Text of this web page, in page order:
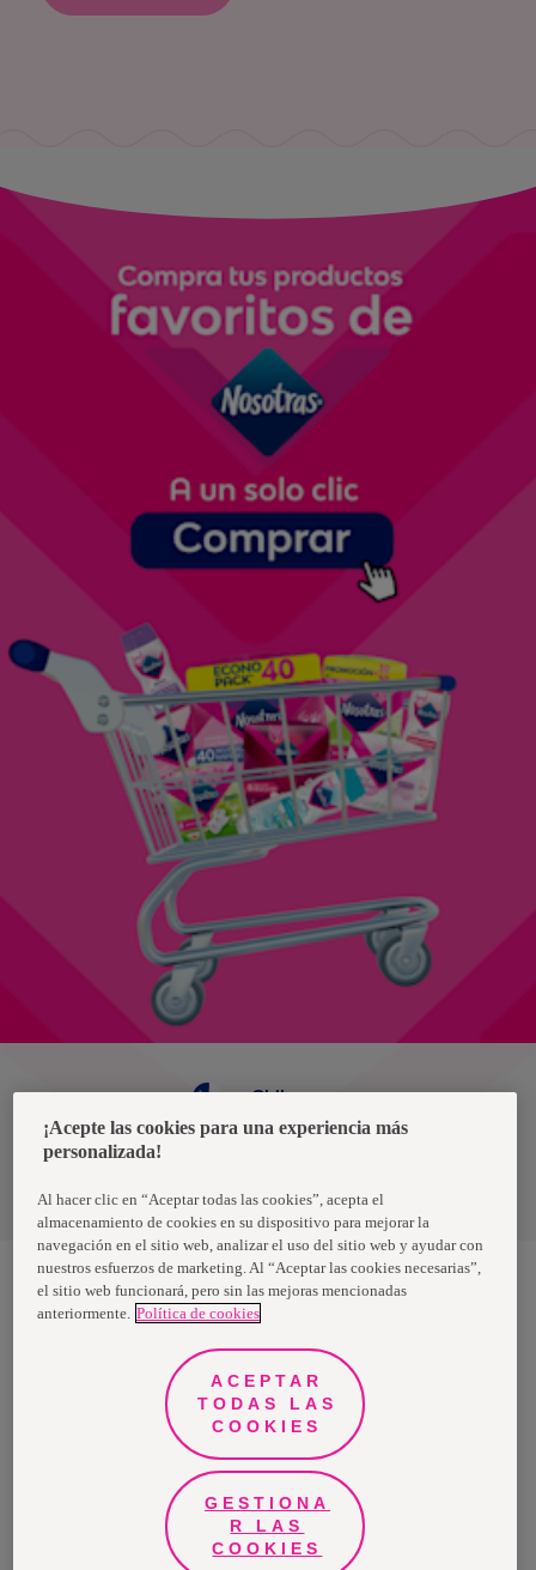
Términos y condiciones
Chile
Nosotras, una marca de Essity - una compañía global líder en
mundo, utilizan nuestros productos, servicios y soluciones. Nuestro
propósito es romper barreras por el bienestar en beneficio de
consumidores, pacientes, cuidadores, clientes y la sociedad en
general. Vendemos en aproximadamente 150 países bajo las
principales marcas globales TENA y Tork, así como otras marcas
como Actimove, Cutimed, JOBST, Knix, Leukoplast, Libero, Libresse,
Lotus, Modibodi, Nosotras, Saba, Tempo, TOM Organic y Zewa. En
2024, Essity tuvo ventas de aproximadamente 13 mil millones de
euros y empleó a 36,000 personas. La sede de la compañía está
ubicada en Estocolmo, Suecia, y Essity cotiza en Nasdaq Estocolmo.
Más información en www.essity.com.
¡Acepte las cookies para una experiencia más
personalizada!
Al hacer clic en “Aceptar todas las cookies”, acepta el
almacenamiento de cookies en su dispositivo para mejorar la
navegación en el sitio web, analizar el uso del sitio web y ayudar con
nuestros esfuerzos de marketing. Al “Aceptar las cookies necesarias”,
el sitio web funcionará, pero sin las mejoras mencionadas
anteriormente. Política de cookies
ACEPTAR
TODAS LAS
COOKIES
GESTIONA
R LAS
COOKIES